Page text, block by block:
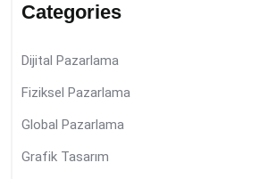
Categories
Dijital Pazarlama
Fiziksel Pazarlama
Global Pazarlama
Grafik Tasarım